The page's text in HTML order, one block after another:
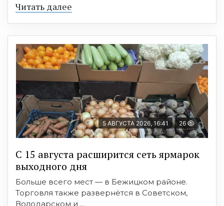
Читать далее
5 АВГУСТА 2026, 16:41 26
С 15 августа расширится сеть ярмарок
выходного дня
Больше всего мест — в Бежицком районе.
Торговля также развернётся в Советском,
Володарском и ...